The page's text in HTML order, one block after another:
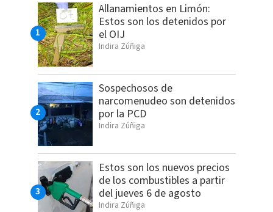
Allanamientos en Limón:
Estos son los detenidos por
el OIJ
Indira Zúñiga
Sospechosos de
narcomenudeo son detenidos
por la PCD
Indira Zúñiga
Estos son los nuevos precios
de los combustibles a partir
del jueves 6 de agosto
Indira Zúñiga